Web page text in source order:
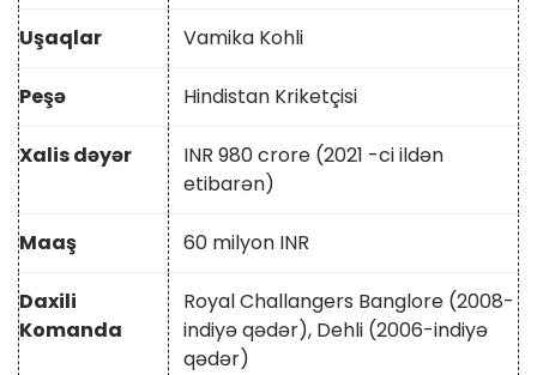
Uşaqlar Vamika Kohli
Peşə Hindistan Kriketçisi
Xalis dəyər
INR 980 crore (2021 -ci ildən
etibarən)
Maaş 60 milyon INR
Daxili
Komanda
Royal Challangers Banglore (2008-
indiyə qədər), Dehli (2006-indiyə
qədər)